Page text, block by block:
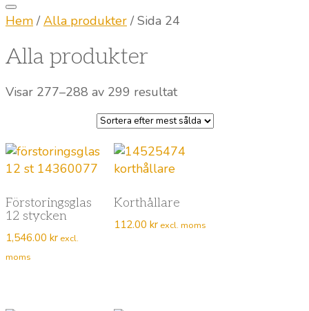
Hem /Alla produkter / Sida 24
Alla produkter
Visar 277–288 av 299 resultatSortera
popularitet
Förstoringsglas
12 stycken
1,546.00 kr excl.
moms
Korthållare
112.00kr excl. moms